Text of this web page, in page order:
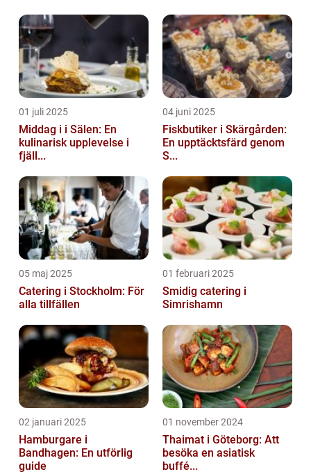
01 juli 2025
Middag i i Sälen: En
kulinarisk upplevelse i
fjäll...
04 juni 2025
Fiskbutiker i Skärgården:
En upptäcktsfärd genom
S...
05 maj 2025
Catering i Stockholm: För
alla tillfällen
01 februari 2025
Smidig catering i
Simrishamn
02 januari 2025
Hamburgare i
Bandhagen: En utförlig
guide
01 november 2024
Thaimat i Göteborg: Att
besöka en asiatisk
buffé...